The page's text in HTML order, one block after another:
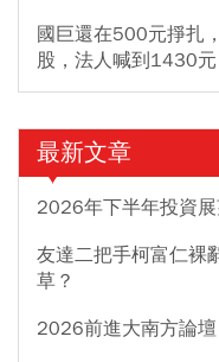
國巨還在500元掙扎
股，法人喊到1430
最新文章
2026年下半年投資
友達二把手柯富仁裸
草？
2026前進大南方論壇